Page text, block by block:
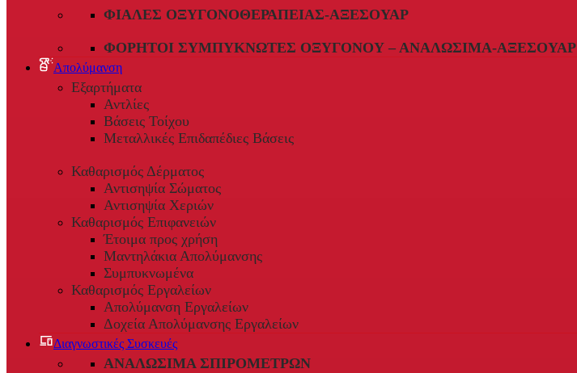
ΦΙΆΛΕΣ ΟΞΥΓΟΝΟΘΕΡΑΠΕΊΑΣ-ΑΞΕΣΟΥΆΡ
ΦΟΡΗΤΟΊ ΣΥΜΠΥΚΝΩΤΈΣ ΟΞΥΓΌΝΟΥ – ΑΝΑΛΏΣΙΜΑ-ΑΞΕΣΟΥΆΡ
Απολύμανση
Εξαρτήματα
Αντλίες
Βάσεις Τοίχου
Μεταλλικές Επιδαπέδιες Βάσεις
Καθαρισμός Δέρματος
Αντισηψία Σώματος
Αντισηψία Χεριών
Καθαρισμός Επιφανειών
Έτοιμα προς χρήση
Μαντηλάκια Απολύμανσης
Συμπυκνωμένα
Καθαρισμός Εργαλείων
Απολύμανση Εργαλείων
Δοχεία Απολύμανσης Εργαλείων
Διαγνωστικές Συσκευές
ΑΝΑΛΏΣΙΜΑ ΣΠΙΡΟΜΈΤΡΩΝ